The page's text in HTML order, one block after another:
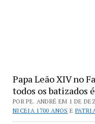
Papa Leão XIV no
todos os batizados
POR PE. ANDRÉ EM 1 DE
NICEIA 1700 ANOS E